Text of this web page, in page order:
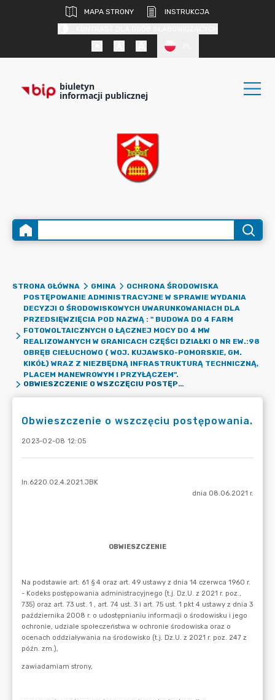
MAPA STRONY
INSTRUKCJA
biuletyn
informacji publicznej
STRONA GŁÓWNA GMINA
OCHRONA ŚRODOWISKA
POSTĘPOWANIE ADMINISTRACYJNE W SPRAWIE WYDANIA
DECYZJI O ŚRODOWISKOWYCH UWARUNKOWANIACH DLA
PRZEDSIĘWZIĘCIA POD NAZWĄ : " BUDOWA DO 4 FARM
FOTOWOLTAICZNYCH O ŁĄCZNEJ MOCY DO 4 MW
REALIZOWANYCH W GRANICACH CZĘŚCI DZIAŁKI O NR EW.:98
OBRĘB CIEŁUCHOWO ( WOJ. KUJAWSKO-POMORSKIE, GM.
KIKÓŁ) WRAZ Z NIEZBĘDNĄ INFRASTRUKTURĄ TECHNICZNĄ,
PLACEM MANEWROWYM I PRZYŁĄCZEM".
OBWIESZCZENIE O WSZCZĘCIU POSTĘPOWANIA.
Obwieszczenie o wszczęciu postępowania.
2023-02-08 12:05